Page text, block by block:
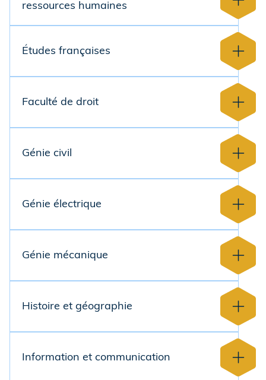
ressources humaines
Études françaises
Faculté de droit
Génie civil
Génie électrique
Génie mécanique
Histoire et géographie
Information et communication